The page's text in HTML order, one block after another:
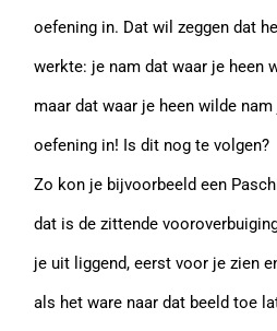
oefening in. Dat wil zeggen dat
werkte: je nam dat waar je heen
maar dat waar je heen wilde
oefening in! Is dit nog te volgen?
Zo kon je bijvoorbeeld een
dat is de zittende
je uit liggend, eerst voor je zien
als het ware naar dat beeld toe